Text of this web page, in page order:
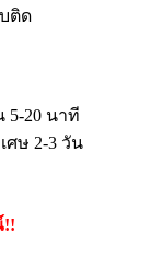
ติด
5-20 นาที
ศษ 2-3 วัน
!!